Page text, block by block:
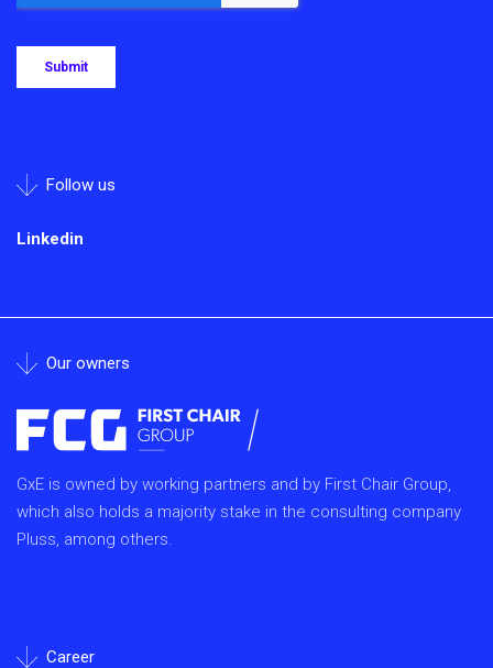
Follow us
Linkedin
Our owners
GxE is owned by working partners and by First Chair Group,
which also holds a majority stake in the consulting company
Pluss, among others.
Career